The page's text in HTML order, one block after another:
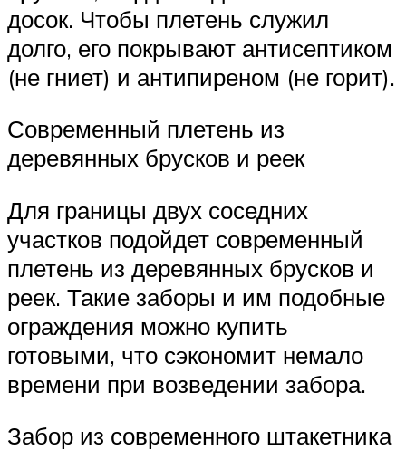
досок. Чтобы плетень служил
долго, его покрывают антисептиком
(не гниет) и антипиреном (не горит).
Современный плетень из
деревянных брусков и реек
Для границы двух соседних
участков подойдет современный
плетень из деревянных брусков и
реек. Такие заборы и им подобные
ограждения можно купить
готовыми, что сэкономит немало
времени при возведении забора.
Забор из современного штакетника